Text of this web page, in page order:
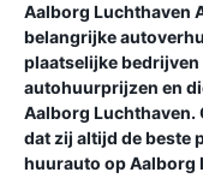
Aalborg Luchthaven
belangrijke
plaatselijke bedrijven
autohuurprijzen en
Aalborg Luchthaven.
dat zij altijd de beste
huurauto opAalborg